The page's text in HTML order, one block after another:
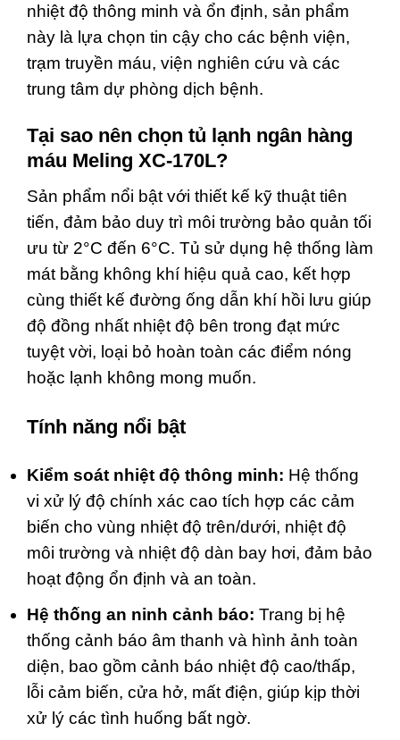
nhiệt độ thông minh và ổn định, sản phẩm
này là lựa chọn tin cậy cho các bệnh viện,
trạm truyền máu, viện nghiên cứu và các
trung tâm dự phòng dịch bệnh.
Tại sao nên chọn tủ lạnh ngân hàng
máu Meling XC-170L?
Sản phẩm nổi bật với thiết kế kỹ thuật tiên
tiến, đảm bảo duy trì môi trường bảo quản tối
ưu từ 2°C đến 6°C. Tủ sử dụng hệ thống làm
mát bằng không khí hiệu quả cao, kết hợp
cùng thiết kế đường ống dẫn khí hồi lưu giúp
độ đồng nhất nhiệt độ bên trong đạt mức
tuyệt vời, loại bỏ hoàn toàn các điểm nóng
hoặc lạnh không mong muốn.
Tính năng nổi bật
Kiểm soát nhiệt độ thông minh: Hệ thống
vi xử lý độ chính xác cao tích hợp các cảm
biến cho vùng nhiệt độ trên/dưới, nhiệt độ
môi trường và nhiệt độ dàn bay hơi, đảm bảo
hoạt động ổn định và an toàn.
Hệ thống an ninh cảnh báo: Trang bị hệ
thống cảnh báo âm thanh và hình ảnh toàn
diện, bao gồm cảnh báo nhiệt độ cao/thấp,
lỗi cảm biến, cửa hở, mất điện, giúp kịp thời
xử lý các tình huống bất ngờ.